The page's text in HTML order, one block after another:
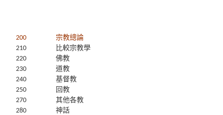
200
宗教總論
210
比較宗教學
220
佛教
230
道教
240
基督教
250
回教
270
其他各教
280
神話